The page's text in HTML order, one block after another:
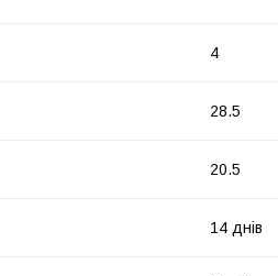
4
28.5
20.5
14 днів